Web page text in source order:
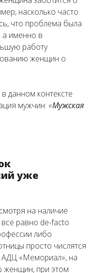
насколько часто
что проблема была
а именно в
работу
женщин о
данном контексте
мужчин: «Мужская
уже
на наличие
равно de-facto
либо
просто числятся
АДЦ «Мемориал», на
женщин, при этом